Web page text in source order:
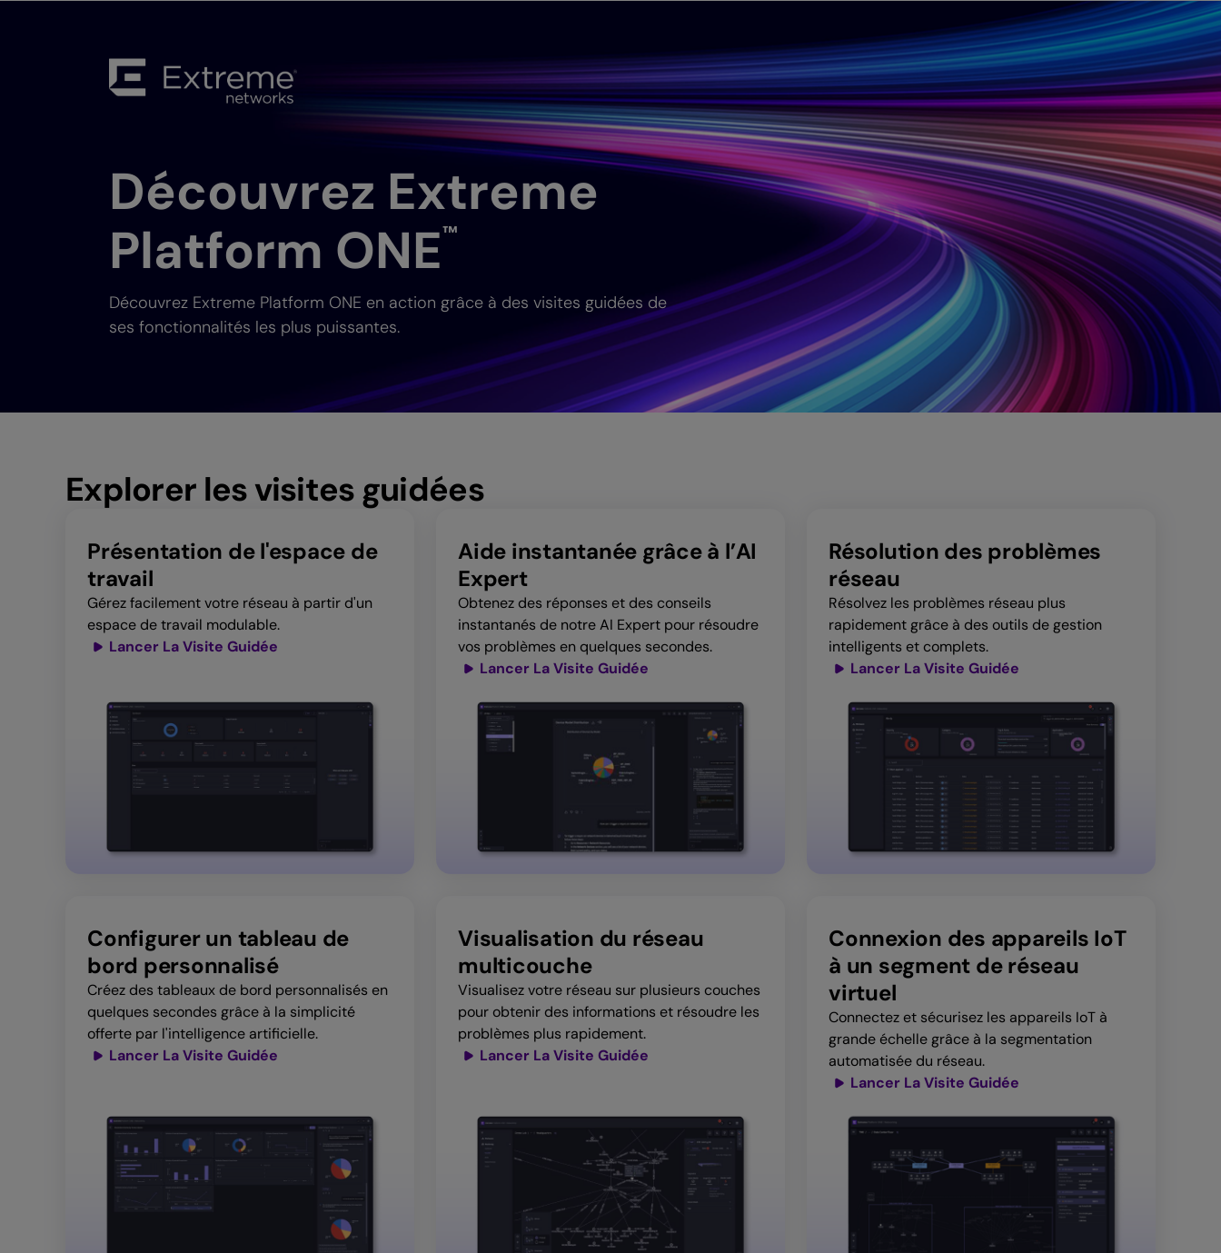
Découvrez Extreme
Platform ONE™
Découvrez Extreme Platform ONE en action grâce à des visites guidées de
ses fonctionnalités les plus puissantes.
Explorer les visites guidées
Présentation de l'espace de
travail
Gérez facilement votre réseau à partir d'un
espace de travail modulable.
Lancer La Visite Guidée
Aide instantanée grâce à l’AI
Expert
Obtenez des réponses et des conseils
instantanés de notre AI Expert pour résoudre
vos problèmes en quelques secondes.
Lancer La Visite Guidée
Résolution des problèmes
réseau
Résolvez les problèmes réseau plus
rapidement grâce à des outils de gestion
intelligents et complets.
Lancer La Visite Guidée
Configurer un tableau de
bord personnalisé
Créez des tableaux de bord personnalisés en
quelques secondes grâce à la simplicité
offerte par l'intelligence artificielle.
Lancer La Visite Guidée
Visualisation du réseau
multicouche
Visualisez votre réseau sur plusieurs couches
pour obtenir des informations et résoudre les
problèmes plus rapidement.
Lancer La Visite Guidée
Connexion des appareils IoT
à un segment de réseau
virtuel
Connectez et sécurisez les appareils IoT à
grande échelle grâce à la segmentation
automatisée du réseau.
Lancer La Visite Guidée